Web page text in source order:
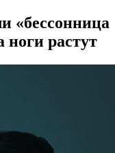
«бессонница
ноги растут